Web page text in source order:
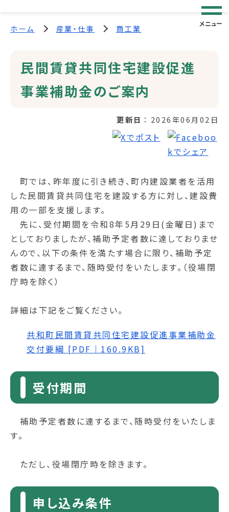
メニュー
ホーム 産業・仕事 商工業
民間賃貸共同住宅建設促進
事業補助金のご案内
更新日 2026年06月02日
町では、昨年度に引き続き、町内建設業者を活用
した民間賃貸共同住宅を建設する方に対し、建設費
用の一部を支援します。
先に、受付期間を令和8年5月29日(金曜日)まで
としておりましたが、補助予定者数に達しておりませ
んので、以下の条件を満たす場合に限り、補助予定
者数に達するまで、随時受付をいたします。（役場閉
庁時を除く）
詳細は下記をご覧ください。
共和町民間賃貸共同住宅建設促進事業補助金
交付要綱 [PDF｜160.9KB]
受付期間
補助予定者数に達するまで、随時受付をいたしま
す。
ただし、役場閉庁時を除きます。
申し込み条件